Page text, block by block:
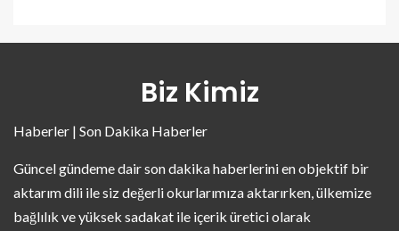
Biz Kimiz
Haberler | Son Dakika Haberler
Güncel gündeme dair son dakika haberlerini en objektif bir
aktarım dili ile siz değerli okurlarımıza aktarırken, ülkemize
bağlılık ve yüksek sadakat ile içerik üretici olarak